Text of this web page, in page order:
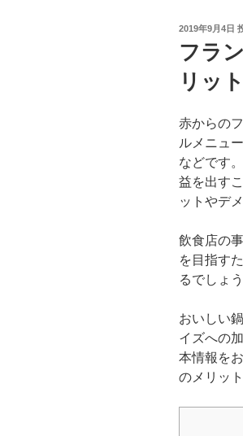
投
日:
2019年9月4日
フラ
リッ
赤からの
ルメニュ
などです
益を出す
ットやデ
飲食店の
を目指す
るでしょう
おいしい
イズへの
本情報を
のメリッ